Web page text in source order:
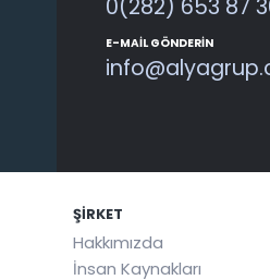
0(282) 653 87
E-MAIL GÖNDERIN
ŞIRKET
Hakkımızda
İnsan Kaynakları